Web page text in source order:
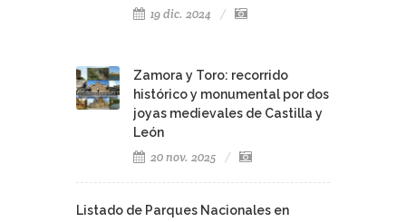
histórico y monumental por dos
joyas medievales de Castilla y
León
20 nov. 2025
Listado de Parques Nacionales en
España: Naturaleza en estado puro